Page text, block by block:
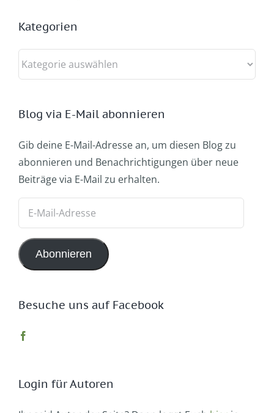
Kategorien
Kategorien
Blog via E-Mail abonnieren
Gib deine E-Mail-Adresse an, um diesen Blog zu
abonnieren und Benachrichtigungen über neue
Beiträge via E-Mail zu erhalten.
Adresse
Abonnieren
Besuche uns auf Facebook
Login für Autoren